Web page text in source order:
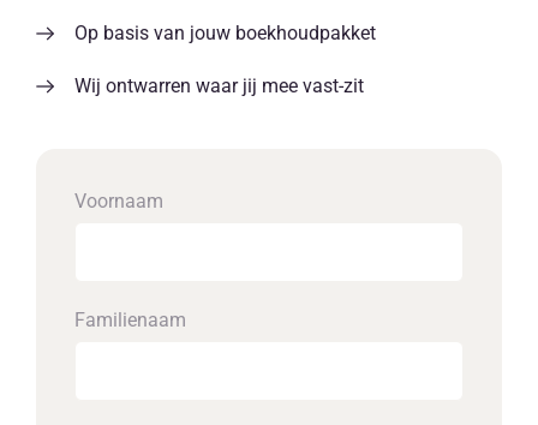
Op basis van jouw boekhoudpakket
Wij ontwarren waar jij mee vast-zit
Voornaam
Familienaam